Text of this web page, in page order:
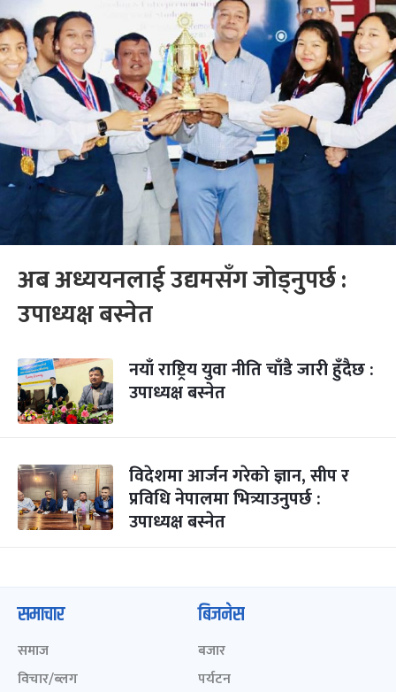
अब अध्ययनलाई उद्यमसँग जोड्नुपर्छ :
उपाध्यक्ष बस्नेत
नयाँ राष्ट्रिय युवा नीति चाँडै जारी हुँदैछ :
उपाध्यक्ष बस्नेत
विदेशमा आर्जन गरेको ज्ञान, सीप र
प्रविधि नेपालमा भित्र्याउनुपर्छ :
उपाध्यक्ष बस्नेत
समाचार
समाज
विचार/ब्लग
बिजनेस
बजार
पर्यटन